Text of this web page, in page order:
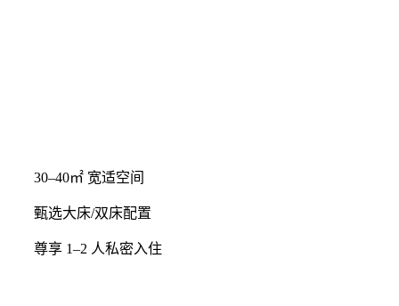
30–40㎡ 宽适空间
甄选大床/双床配置
尊享 1–2 人私密入住